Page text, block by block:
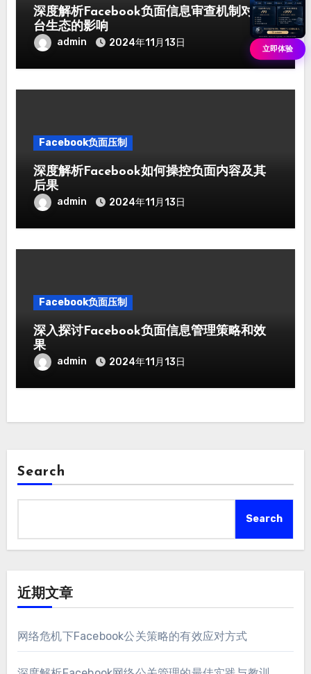
深度解析Facebook负面信息审查机制对平
台生态的影响
admin 2024年11月13日
Facebook负面压制
深度解析Facebook如何操控负面内容及其
后果
admin 2024年11月13日
Facebook负面压制
深入探讨Facebook负面信息管理策略和效
果
admin 2024年11月13日
Search
Search
近期文章
网络危机下Facebook公关策略的有效应对方式
立即体验